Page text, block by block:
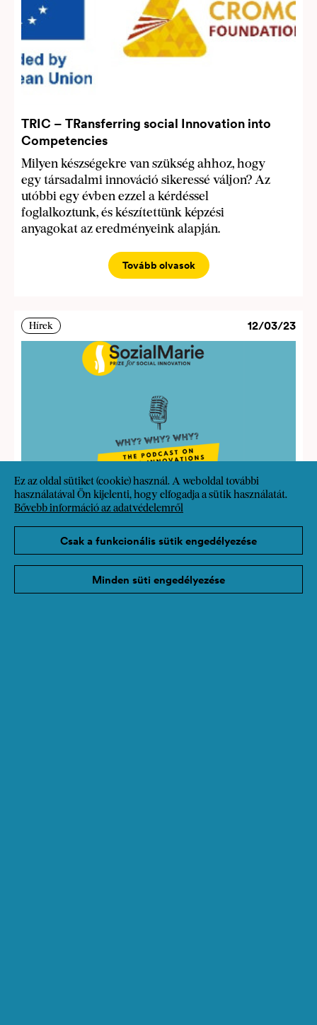
Ez az oldal sütiket (cookie) használ. A weboldal további
használatával Ön kijelenti, hogy elfogadja a sütik használatát.
Bővebb információ az adatvédelemről
Csak a funkcionális sütik engedélyezése
Minden süti engedélyezése
TRIC – TRansferring social Innovation into
Competencies
Milyen készségekre van szükség ahhoz, hogy
egy társadalmi innováció sikeressé váljon? Az
utóbbi egy évben ezzel a kérdéssel
foglalkoztunk, és készítettünk képzési
anyagokat az eredményeink alapján.
Tovább olvasok
Hírek 12/03/23
"Why? Why? Why?" címmel indul podcastunk
- hallgasson bele és inspirálódjon!
A SozialMarie podcast mostantól
innovátorainak történeteit hónapról hónapra,